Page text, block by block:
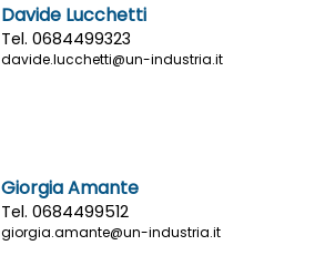
Davide Lucchetti
Tel. 0684499323
davide.lucchetti@un-industria.it
Giorgia Amante
Tel. 0684499512
giorgia.amante@un-industria.it